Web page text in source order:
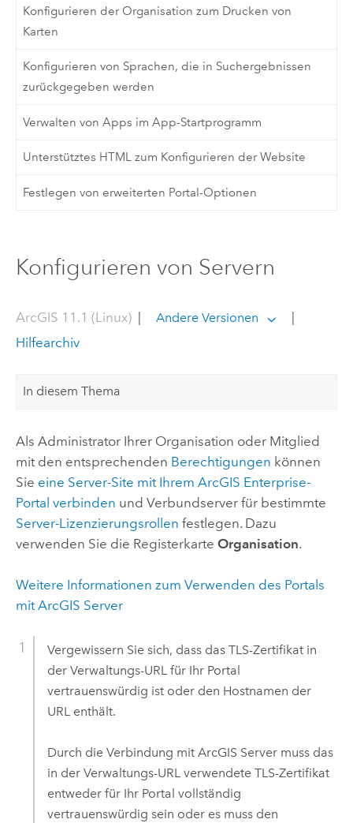
Konfigurieren der Organisation zum Drucken von
Karten
Konfigurieren von Sprachen, die in Suchergebnissen
zurückgegeben werden
Verwalten von Apps im App-Startprogramm
Unterstütztes HTML zum Konfigurieren der Website
Festlegen von erweiterten Portal-Optionen
Konfigurieren von Servern
ArcGIS 11.1 (Linux)| Andere Versionen
Hilfearchiv
In diesem Thema
Als Administrator Ihrer Organisation oder Mitglied
mit den entsprechenden Berechtigungen können
Sie eine Server-Site mit Ihrem ArcGIS Enterprise-
Portal verbinden und Verbundserver für bestimmte
Server-Lizenzierungsrollen festlegen. Dazu
verwenden Sie die Registerkarte Organisation.
Weitere Informationen zum Verwenden des Portals
mitArcGIS Server
Vergewissern Sie sich, dass das TLS-Zertifikat in
der Verwaltungs-URL für Ihr Portal
vertrauenswürdig ist oder den Hostnamen der
URL enthält.
Durch die Verbindung mit ArcGIS Servermuss das
in der Verwaltungs-URL verwendete TLS-Zertifikat
entweder für Ihr Portal vollständig
vertrauenswürdig sein oder es muss den